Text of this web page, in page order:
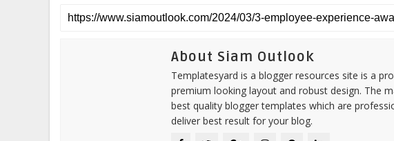
About Siam Outlook
Templatesyard is a blogger resources site is a
premium looking layout and robust design. The
best quality blogger templates which are
deliver best result for your blog.